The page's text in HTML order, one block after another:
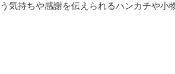
気持ちや感謝を伝えられるハンカチや小